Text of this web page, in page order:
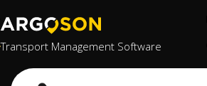
Transport Management Software